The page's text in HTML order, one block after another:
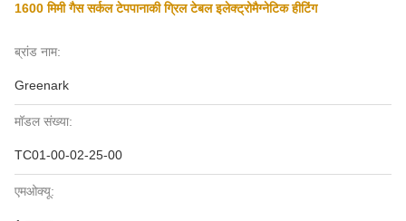
1600 मिमी गैस सर्कल टेपपानाकी ग्रिल टेबल इलेक्ट्रोमैग्नेटिक हीटिंग
ब्रांड नाम:
Greenark
मॉडल संख्या:
TC01-00-02-25-00
एमओक्यू: